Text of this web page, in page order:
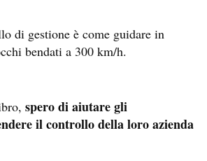
di gestione è come guidare in
bendati a 300 km/h.
spero di aiutare gli
il controllo della loro azienda